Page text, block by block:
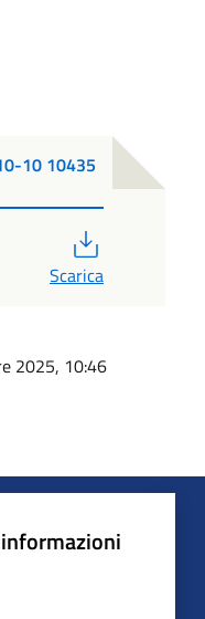
10 10435
Scarica
2025, 10:46